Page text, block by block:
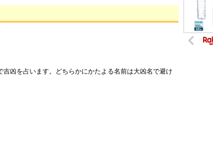
凶を占います。どちらかにかたよる名前は大凶名で避け